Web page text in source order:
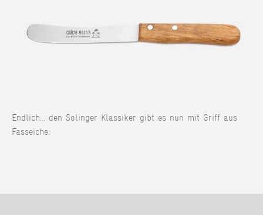
Endlich... den Solinger Klassiker gibt es nun mit Griff aus
Fasseiche.